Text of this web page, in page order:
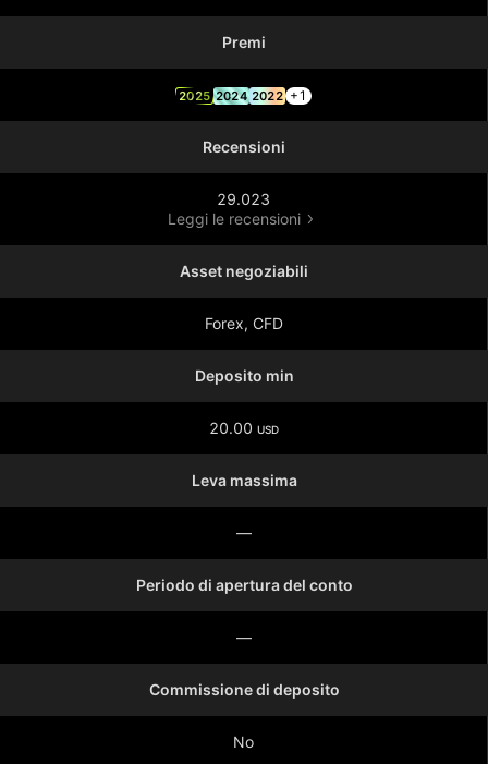
Premi
2025 2024 2022 +1
Recensioni
29.023
Leggi le recensioni
Asset negoziabili
Forex, CFD
Deposito min
20.00 USD
Leva massima
—
Periodo di apertura del conto
—
Commissione di deposito
No